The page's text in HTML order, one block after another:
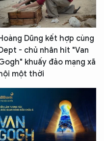
Dũng kết hợp cùng
- chủ nhân hit "Van
khuấy đảo mạng xã
một thời